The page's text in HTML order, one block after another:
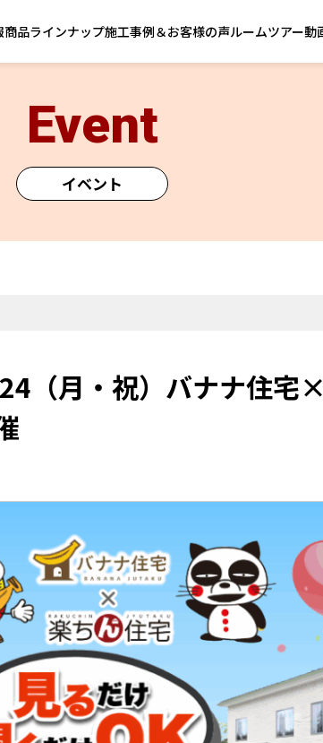
商品ラインナップ施工事例＆お客様の声ルームツアー動
イベント
Event
（月・祝）バナナ住宅